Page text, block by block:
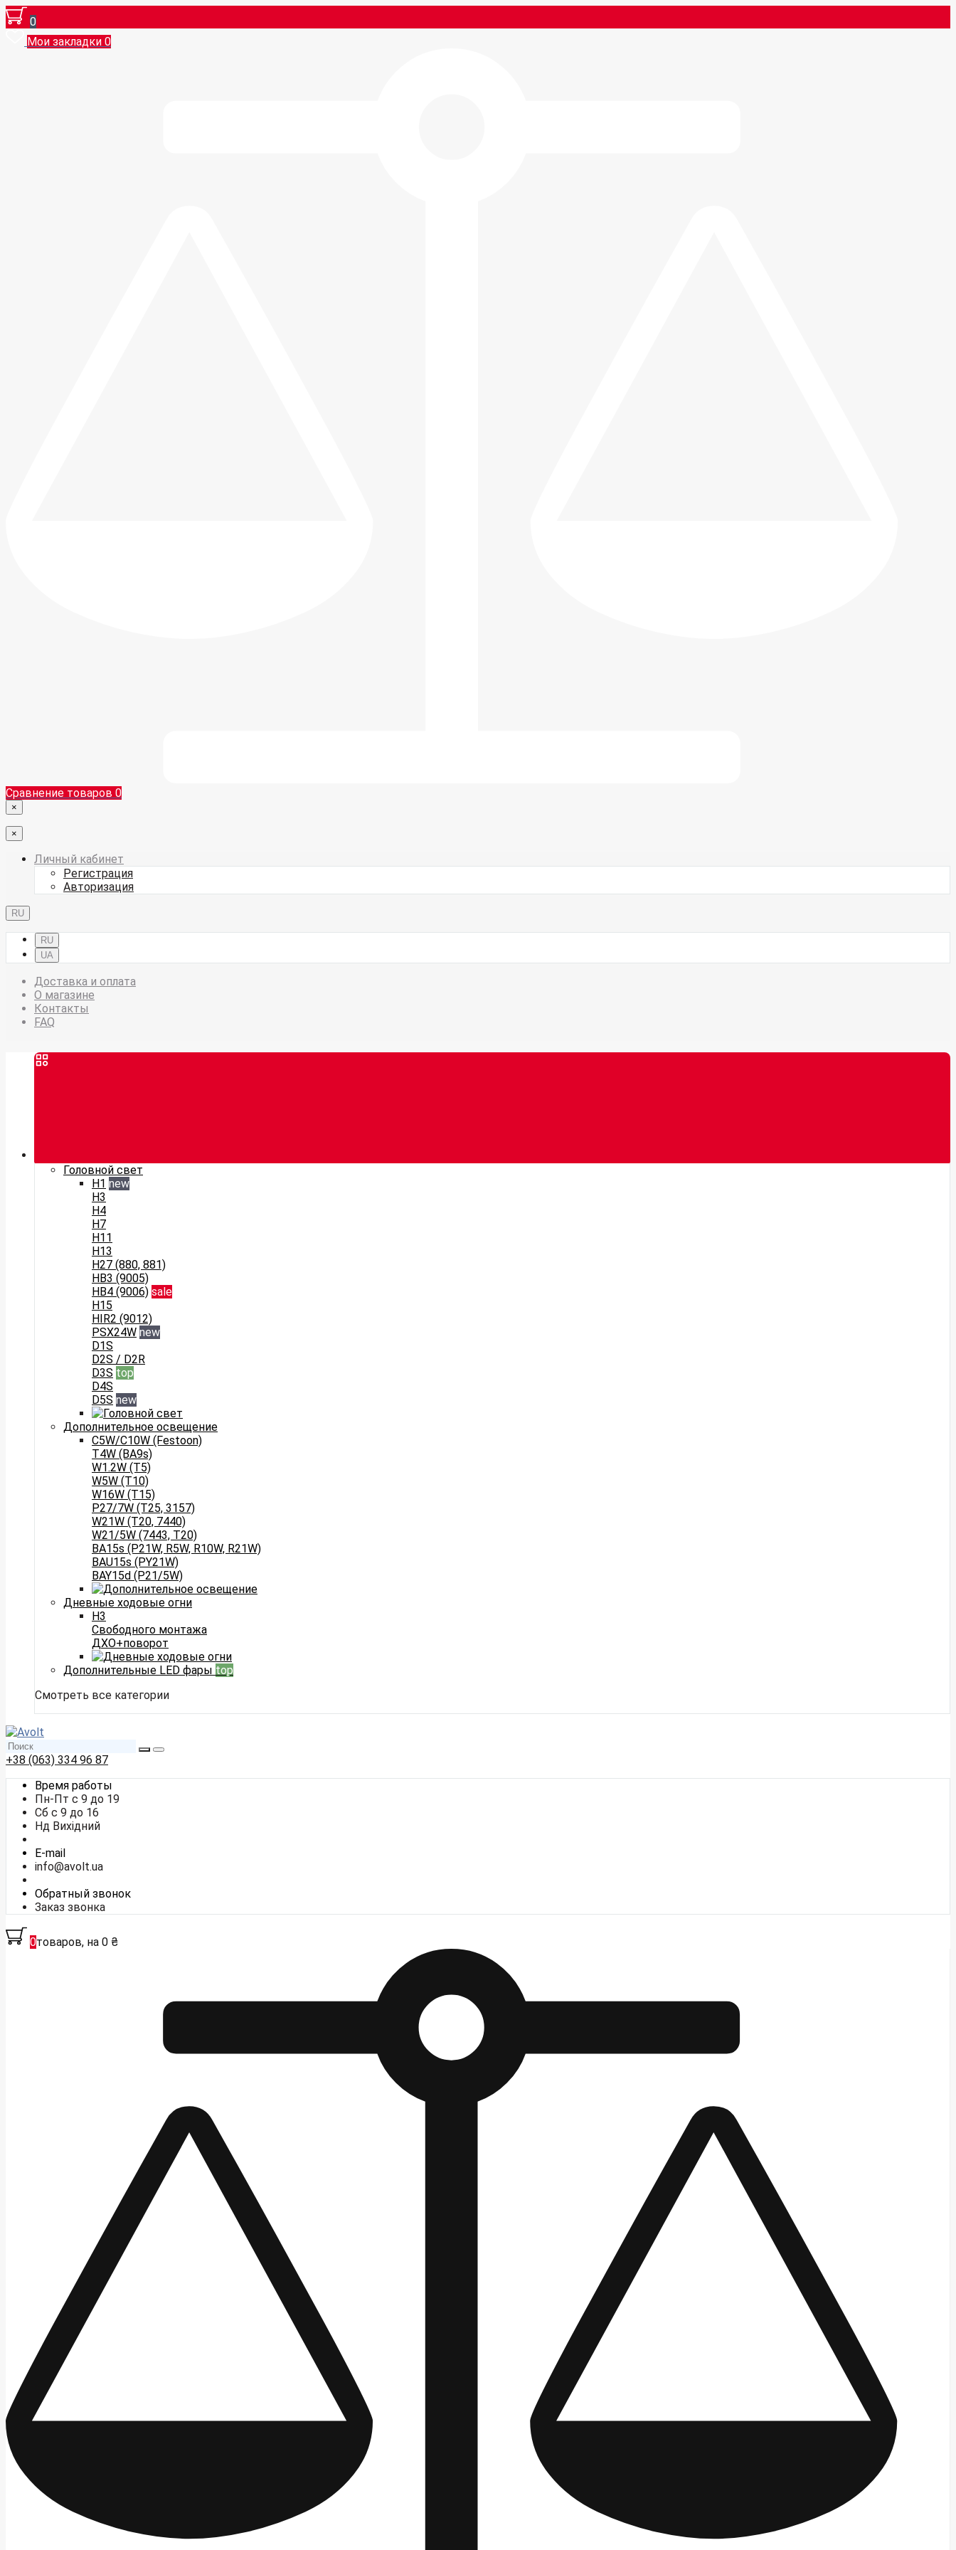
0
Мои закладки 0
Сравнение товаров 0
×
×
Личный кабинет
Регистрация
Авторизация
RU
RU
UA
Доставка и оплата
О магазине
Контакты
FAQ
Головной свет
H1 new
H3
H4
H7
H11
H13
H27 (880, 881)
HB3 (9005)
HB4 (9006) sale
H15
HIR2 (9012)
PSX24W new
D1S
D2S / D2R
D3S top
D4S
D5S new
Дополнительное освещение
C5W/C10W (Festoon)
T4W (BA9s)
W1.2W (T5)
W5W (T10)
W16W (T15)
P27/7W (T25, 3157)
W21W (T20, 7440)
W21/5W (7443, T20)
BA15s (P21W, R5W, R10W, R21W)
BAU15s (PY21W)
BAY15d (P21/5W)
Дневные ходовые огни
H3
Свободного монтажа
ДХО+поворот
Дополнительные LED фары top
Смотреть все категории
+38 (063) 334 96 87
Время работы
Пн-Пт с 9 до 19
Сб с 9 до 16
Нд Вихідний
E-mail
info@avolt.ua
Обратный звонок
Заказ звонка
0товаров, на 0 ₴